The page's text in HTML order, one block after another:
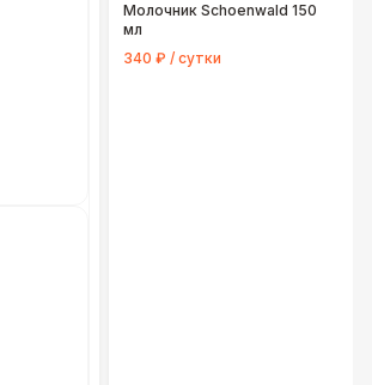
Молочник Schoenwald 150
мл
340 ₽ / сутки